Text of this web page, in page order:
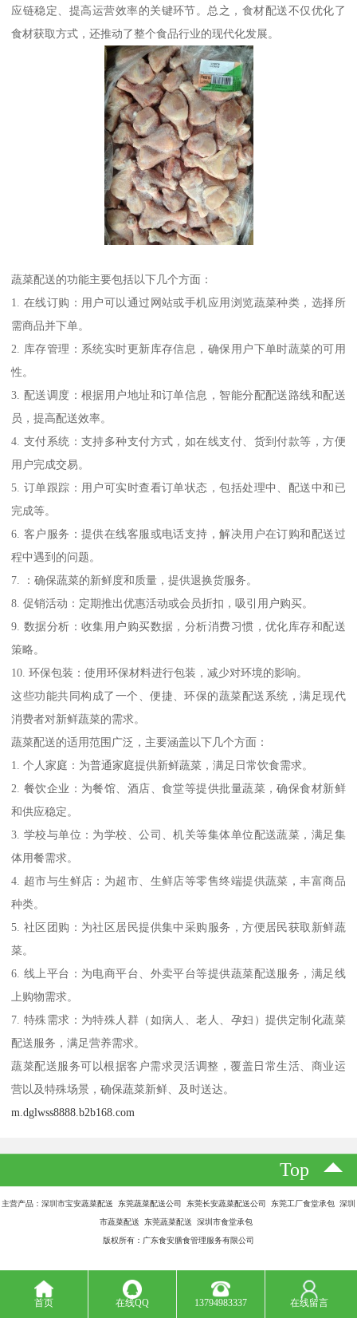
应链稳定、提高运营效率的关键环节。总之，食材配送不仅优化了
食材获取方式，还推动了整个食品行业的现代化发展。
蔬菜配送的功能主要包括以下几个方面：
1. 在线订购：用户可以通过网站或手机应用浏览蔬菜种类，选择所
需商品并下单。
2. 库存管理：系统实时更新库存信息，确保用户下单时蔬菜的可用
性。
3. 配送调度：根据用户地址和订单信息，智能分配配送路线和配送
员，提高配送效率。
4. 支付系统：支持多种支付方式，如在线支付、货到付款等，方便
用户完成交易。
5. 订单跟踪：用户可实时查看订单状态，包括处理中、配送中和已
完成等。
6. 客户服务：提供在线客服或电话支持，解决用户在订购和配送过
程中遇到的问题。
7. ：确保蔬菜的新鲜度和质量，提供退换货服务。
8. 促销活动：定期推出优惠活动或会员折扣，吸引用户购买。
9. 数据分析：收集用户购买数据，分析消费习惯，优化库存和配送
策略。
10. 环保包装：使用环保材料进行包装，减少对环境的影响。
这些功能共同构成了一个、便捷、环保的蔬菜配送系统，满足现代
消费者对新鲜蔬菜的需求。
蔬菜配送的适用范围广泛，主要涵盖以下几个方面：
1. 个人家庭：为普通家庭提供新鲜蔬菜，满足日常饮食需求。
2. 餐饮企业：为餐馆、酒店、食堂等提供批量蔬菜，确保食材新鲜
和供应稳定。
3. 学校与单位：为学校、公司、机关等集体单位配送蔬菜，满足集
体用餐需求。
4. 超市与生鲜店：为超市、生鲜店等零售终端提供蔬菜，丰富商品
种类。
5. 社区团购：为社区居民提供集中采购服务，方便居民获取新鲜蔬
菜。
6. 线上平台：为电商平台、外卖平台等提供蔬菜配送服务，满足线
上购物需求。
7. 特殊需求：为特殊人群（如病人、老人、孕妇）提供定制化蔬菜
配送服务，满足营养需求。
蔬菜配送服务可以根据客户需求灵活调整，覆盖日常生活、商业运
营以及特殊场景，确保蔬菜新鲜、及时送达。
m.dglwss8888.b2b168.com
Top
主营产品：深圳市宝安蔬菜配送 东莞蔬菜配送公司 东莞长安蔬菜配送公司 东莞工厂食堂承包 深圳
市蔬菜配送 东莞蔬菜配送 深圳市食堂承包
版权所有：广东食安膳食管理服务有限公司
首页 在线QQ 13794983337 在线留言